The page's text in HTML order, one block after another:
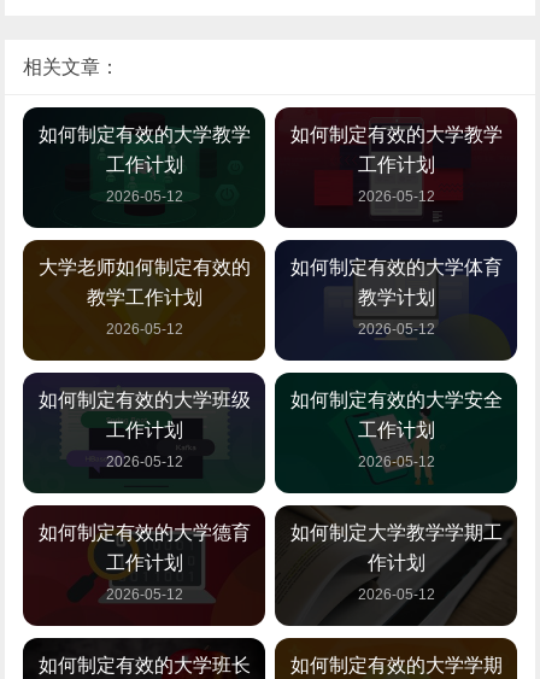
相关文章：
如何制定有效的大学教学
工作计划
2026-05-12
如何制定有效的大学教学
工作计划
2026-05-12
大学老师如何制定有效的
教学工作计划
2026-05-12
如何制定有效的大学体育
教学计划
2026-05-12
如何制定有效的大学班级
工作计划
2026-05-12
如何制定有效的大学安全
工作计划
2026-05-12
如何制定有效的大学德育
工作计划
2026-05-12
如何制定大学教学学期工
作计划
2026-05-12
如何制定有效的大学班长
如何制定有效的大学学期